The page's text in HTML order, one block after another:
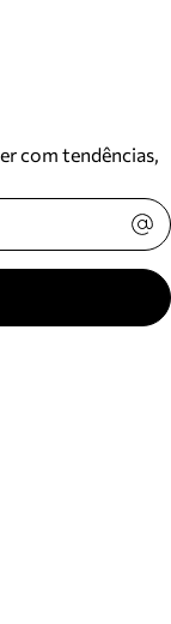
com tendências,